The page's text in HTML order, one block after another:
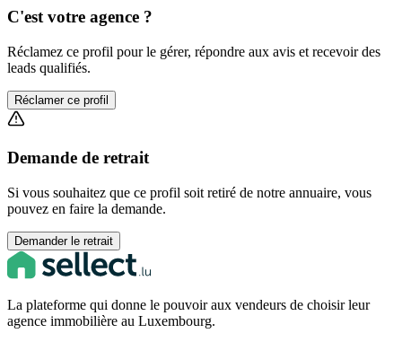
C'est votre agence ?
Réclamez ce profil pour le gérer, répondre aux avis et recevoir des
leads qualifiés.
Réclamer ce profil
Demande de retrait
Si vous souhaitez que ce profil soit retiré de notre annuaire, vous
pouvez en faire la demande.
Demander le retrait
La plateforme qui donne le pouvoir aux vendeurs de choisir leur
agence immobilière au Luxembourg.